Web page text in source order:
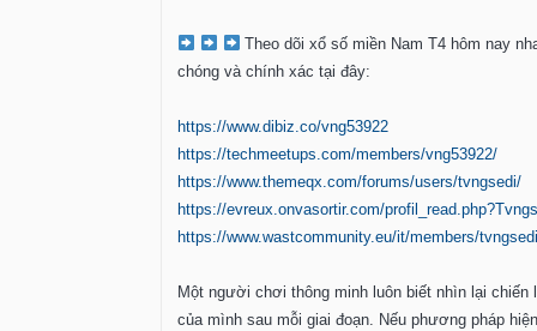
Theo dõi xổ số miền Nam T4 hôm nay
chóng và chính xác tại đây:
https://www.dibiz.co/vng53922
https://techmeetups.com/members/vng53922/
https://www.themeqx.com/forums/users/tvngsedi/
https://evreux.onvasortir.com/
https://www.wastcommunity.eu/it/members/
Một người chơi thông minh luôn biết nhìn lại chiến
của mình sau mỗi giai đoạn. Nếu phương pháp